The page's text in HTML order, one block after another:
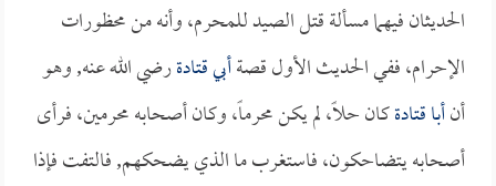
الحديثان فيهما مسألة قتل الصيد للمحرم، وأنه من محظورات
الإحرام، ففي الحديث الأول قصةأبي قتادةرضي الله عنه, وهو
أنأبا قتادةكان حلاً، لم يكن محرماً، وكان أصحابه محرمين، فرأى
أصحابه يتضاحكون، فاستغرب ما الذي يضحكهم, فالتفت فإذا